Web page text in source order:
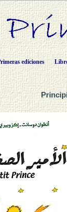
ediciones